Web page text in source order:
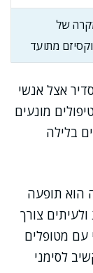
של
מתועד
אצל אנשי
מונעים
בלילה
הוא תופעה
צורך
מטופלים
לסימני